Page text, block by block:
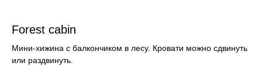
Forest cabin
Мини-хижина с балкончиком в лесу. Кровати можно сдвинуть
или раздвинуть.